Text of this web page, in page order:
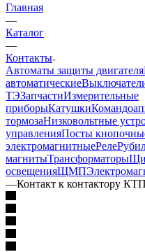
Главная
—
Каталог
—
Контакты
Автоматы защиты двигателя
автоматические
ТЭЗапчастиИзмерительные
приборыКатушки
тормозаНизковольтные
управленияПосты
электромагнитныеРеле
магнитыТрансформаторы
освещенияЩМП
—Контакт к контактору